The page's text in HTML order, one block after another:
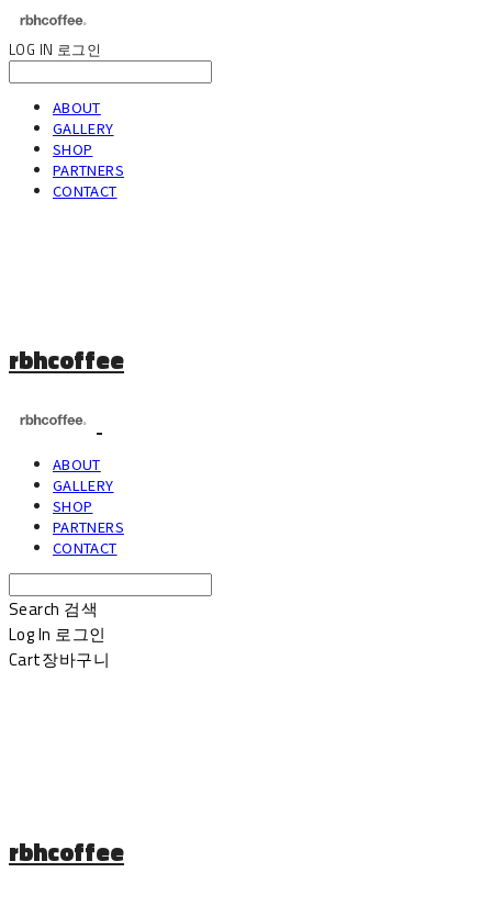
LOG IN 로그인
ABOUT
GALLERY
SHOP
PARTNERS
CONTACT
rbhcoffee
ABOUT
GALLERY
SHOP
PARTNERS
CONTACT
Search 검색
Log In 로그인
Cart장바구니
rbhcoffee